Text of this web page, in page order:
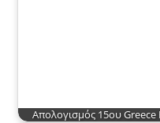
Απολογισμός 15ου